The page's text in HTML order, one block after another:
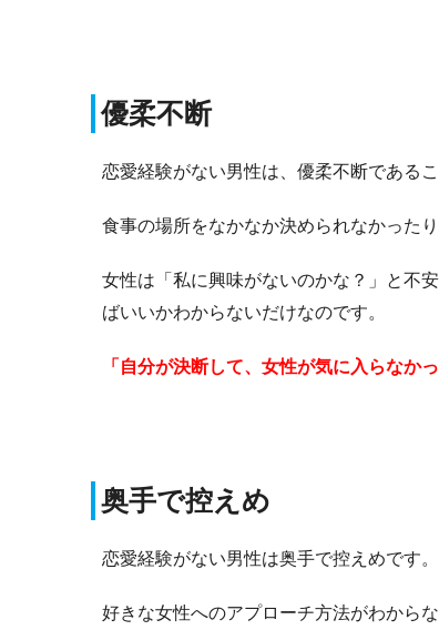
優柔不断
恋愛経験がない男性は、優柔不断であるこ
食事の場所をなかなか決められなかった
女性は「私に興味がないのかな？」と不
ばいいかわからないだけなのです。
「自分が決断して、女性が気に入らなか
奥手で控えめ
恋愛経験がない男性は奥手で控えめです。
好きな女性へのアプローチ方法がわから